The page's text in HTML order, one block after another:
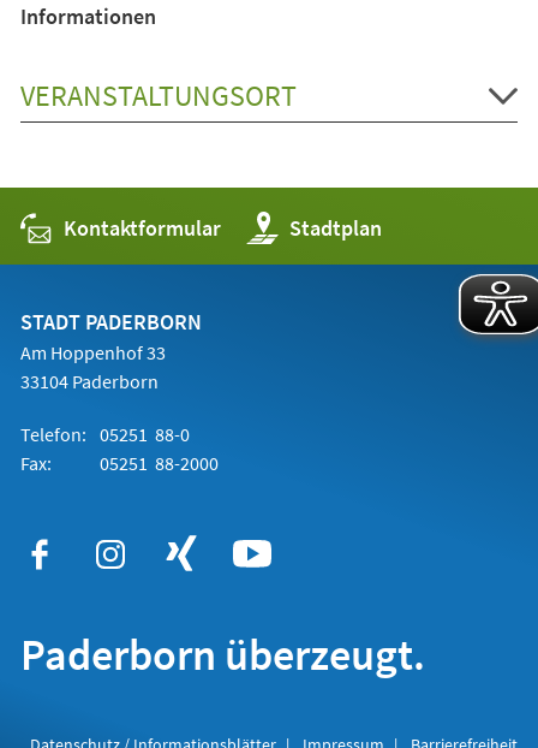
Informationen
VERANSTALTUNGSORT
Kontaktformular Stadtplan
(Öffnet
in
einem
STADT PADERBORN
Am Hoppenhof 33
33104 Paderborn
Telefon: 05251 88-0
Fax:
05251 88-2000
Paderborn überzeugt.